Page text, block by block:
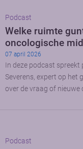
Podcast
Welke ruimte
oncologische
07 april 2026
In deze podcast spreekt
Severens, expert op het
over de vraag of nieuwe
Podcast